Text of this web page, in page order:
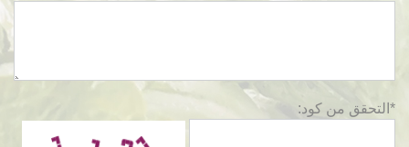
*التحقق من كود: